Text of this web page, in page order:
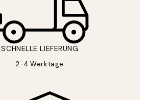
SCHNELLE LIEFERUNG
2-4 Werktage